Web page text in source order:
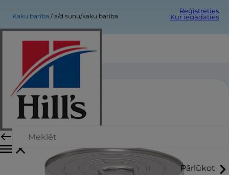
Reģistrēties
Kur iegādāties
Pārlūkot
Kaķu barība a/d suņu/kaķu barība
a/d suņu/kaķu barība